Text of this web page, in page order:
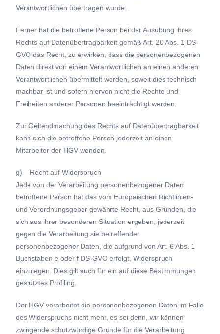
Verantwortlichen übertragen wurde.
Ferner hat die betroffene Person bei der Ausübung ihres
Rechts auf Datenübertragbarkeit gemäß Art. 20 Abs. 1 DS-
GVO das Recht, zu erwirken, dass die personenbezogenen
Daten direkt von einem Verantwortlichen an einen anderen
Verantwortlichen übermittelt werden, soweit dies technisch
machbar ist und sofern hiervon nicht die Rechte und
Freiheiten anderer Personen beeinträchtigt werden.
Zur Geltendmachung des Rechts auf Datenübertragbarkeit
kann sich die betroffene Person jederzeit an einen
Mitarbeiter der HGV wenden.
g) Recht auf Widerspruch
Jede von der Verarbeitung personenbezogener Daten
betroffene Person hat das vom Europäischen Richtlinien-
und Verordnungsgeber gewährte Recht, aus Gründen, die
sich aus ihrer besonderen Situation ergeben, jederzeit
gegen die Verarbeitung sie betreffender
personenbezogener Daten, die aufgrund von Art. 6 Abs. 1
Buchstaben e oder f DS-GVO erfolgt, Widerspruch
einzulegen. Dies gilt auch für ein auf diese Bestimmungen
gestütztes Profiling.
Der HGV verarbeitet die personenbezogenen Daten im Falle
des Widerspruchs nicht mehr, es sei denn, wir können
zwingende schutzwürdige Gründe für die Verarbeitung